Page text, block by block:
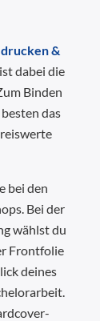
&
dabei die
Binden
das
bei den
Bei der
wählst du
Frontfolie
deines